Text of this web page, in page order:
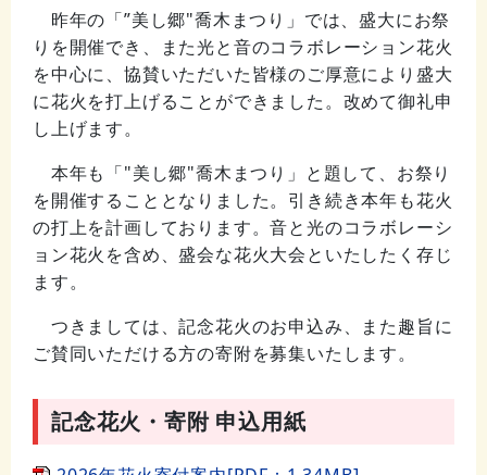
昨年の「”美し郷"喬木まつり」では、盛大にお祭
りを開催でき、また光と音のコラボレーション花火
を中心に、協賛いただいた皆様のご厚意により盛大
に花火を打上げることができました。改めて御礼申
し上げます。
本年も「"美し郷"喬木まつり」と題して、お祭り
を開催することとなりました。引き続き本年も花火
の打上を計画しております。音と光のコラボレーシ
ョン花火を含め、盛会な花火大会といたしたく存じ
ます。
つきましては、記念花火のお申込み、また趣旨に
ご賛同いただける方の寄附を募集いたします。
記念花火・寄附 申込用紙